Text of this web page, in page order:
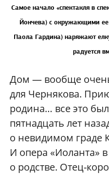
Самое начало «спектакля в
Йончева) с окружающими
Паола Гардина) наряжают
радуется
Дом — вообще
для Чернякова.
родина… все это
пятнадцать лет
о невидимом граде
И опера «Иоланта»
о родстве. Отец-